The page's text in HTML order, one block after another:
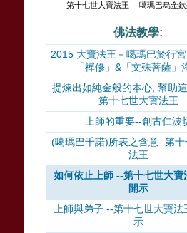
第十七世大寶法王 噶瑪巴烏金欽
佛法教學:
2015 大寶法王－噶瑪巴於行
「禪修」&「文殊菩薩」
提煉出如純金般的本心, 幫助
第十七世大寶法王
上師的重要--創古仁波
(噶瑪巴千諾)所表之含意- 第
法王
如何依止上師 --第十七世大寶
開示
上師與弟子 --第十七世大寶
示